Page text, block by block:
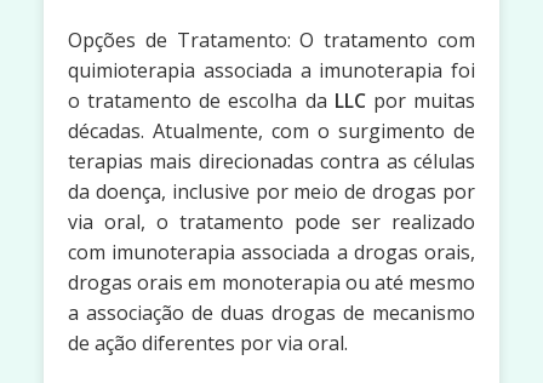
Opções de Tratamento: O tratamento com
quimioterapia associada a imunoterapia foi
o tratamento de escolha da LLCpor muitas
décadas. Atualmente, com o surgimento de
terapias mais direcionadas contra as células
da doença, inclusive por meio de drogas por
via oral, o tratamento pode ser realizado
com imunoterapia associada a drogas orais,
drogas orais em monoterapia ou até mesmo
a associação de duas drogas de mecanismo
de ação diferentes por via oral.